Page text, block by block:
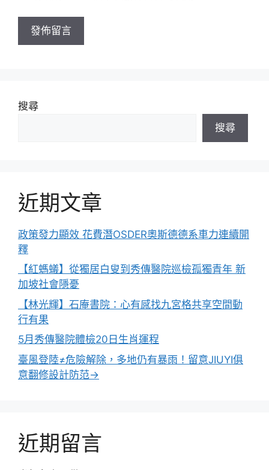
址
搜尋
搜尋
近期文章
政策發力顯效 花費潛OSDER奧斯德德系車力連續開
釋
【紅螞蟻】從獨居白叟到秀傳醫院巡檢孤獨青年 新
加坡社會隱憂
【林光輝】石庵書院：心有感找九宮格共享空間動
行有果
5月秀傳醫院體檢20日生肖運程
臺風登陸≠危險解除，多地仍有暴雨！留意JIUYI俱
意翻修設計防范→
近期留言